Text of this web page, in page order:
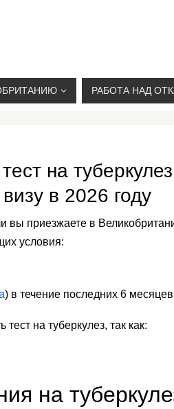
03-33, +7(926)274-
РАБОТА НАД
на туберкулез
в 2026 году
вы приезжаете в
условия:
) в течение последних 6
на туберкулез, так как:
на